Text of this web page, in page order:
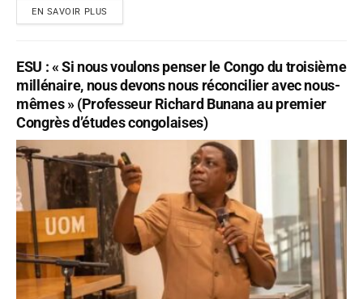
EN SAVOIR PLUS
ESU : « Si nous voulons penser le Congo du troisième
millénaire, nous devons nous réconcilier avec nous-
mêmes » (Professeur Richard Bunana au premier
Congrès d’études congolaises)